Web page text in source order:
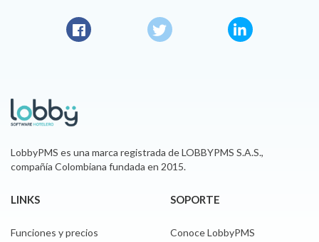
Twitter LinkedIn
LobbyPMS es una marca registrada de LOBBYPMS S.A.S.,
compañía Colombiana fundada en 2015.
LINKS
Funciones y precios
SOPORTE
Conoce LobbyPMS